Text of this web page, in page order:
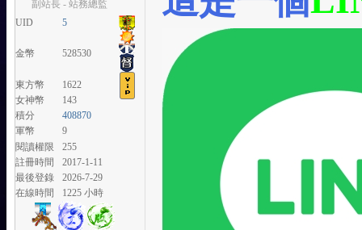
副站長 - 站務總監
UID
5
金幣 528530
東方幣
1622
女神幣
143
積分
408870
軍幣
9
閱讀權限
255
註冊時間
2017-1-11
最後登錄
2026-7-29
在線時間
1225 小時